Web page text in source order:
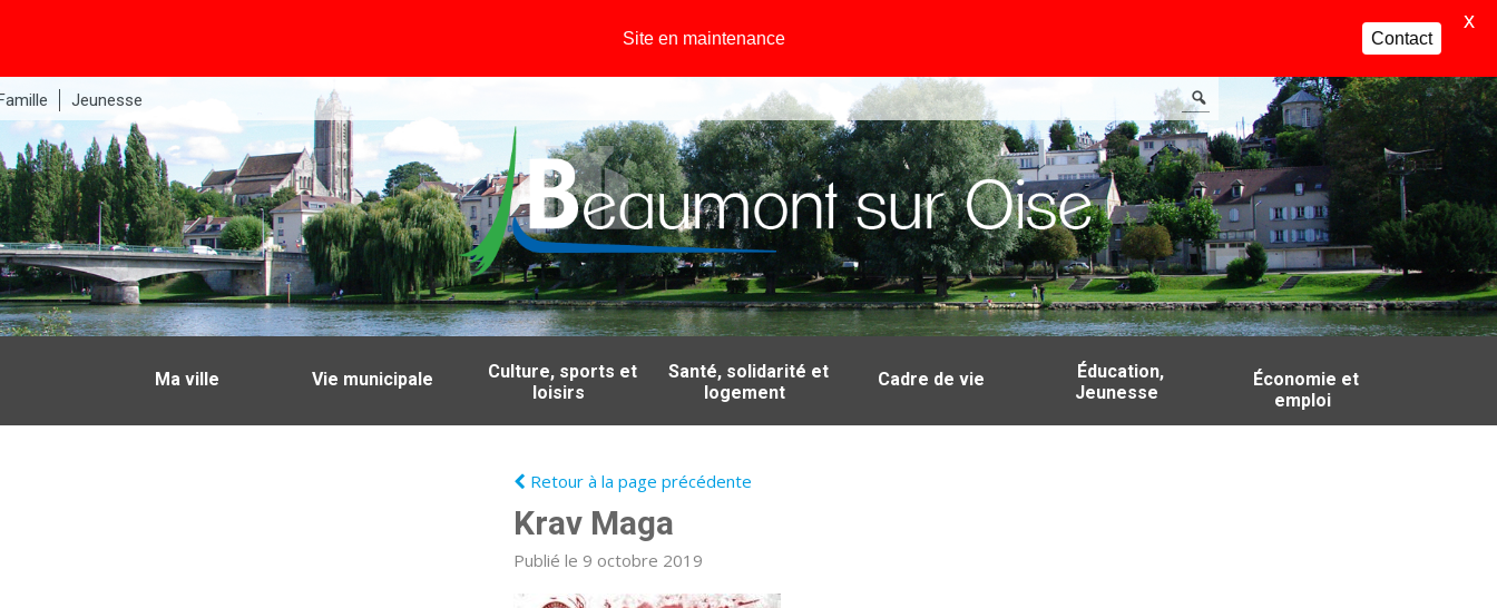
Jeunesse
Ma ville Vie municipale
Culture, sports et
loisirs
Santé, solidarité et
logement
Cadre de vie
Éducation,
Jeunesse
Économie et
emploi
Retour à la page précédente
Krav Maga
Publié le 9 octobre 2019
Site en maintenance Contact
X